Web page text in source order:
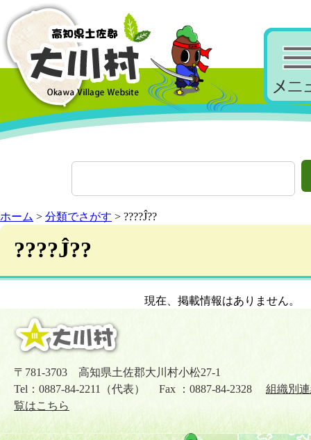
ホーム > 分類でさがす > ????Ĵ??
????Ĵ??
現在、掲載情報はありません。
〒781-3703 高知県土佐郡大川村小松27-1
Tel：0887-84-2211（代表） Fax ：0887-84-2328 組織別
覧はこちら